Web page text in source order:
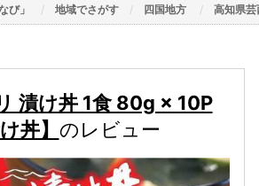
び」 地域でさがす 四国地方 高知県芸
漬け丼 1食 80g × 10P
丼】 のレビュー